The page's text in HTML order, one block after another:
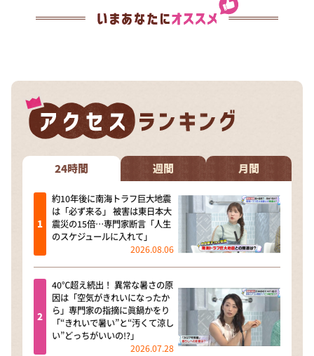
24時間 週間 月間
約10年後に南海トラフ巨大地震
は「必ず来る」 被害は東日本大
震災の15倍…専門家断言「人生
のスケジュールに入れて」
2026.08.06
40℃超え続出！ 異常な暑さの原
因は「空気がきれいになったか
ら」専門家の指摘に眞鍋かをり
「“きれいで暑い”と“汚くて涼し
い”どっちがいいの!?」
2026.07.28